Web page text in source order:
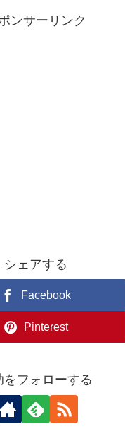
ンサーリンク
シェアする
Facebook
Pinterest
をフォローする